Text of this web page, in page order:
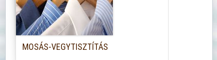
MOSÁS-VEGYTISZTÍTÁS